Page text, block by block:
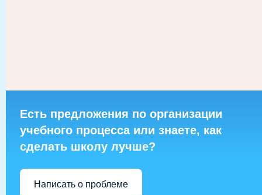
Есть предложения по организации
учебного процесса или знаете, как
сделать школу лучше?
Написать о проблеме